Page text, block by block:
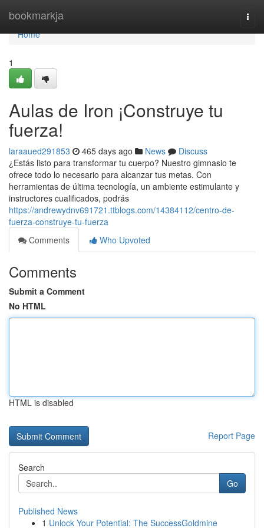
bookmarkja
Home
Home
1
Aulas de Iron ¡Construye tu
fuerza!
laraaued291853 465 days ago News
Discuss
¿Estás listo para transformar tu cuerpo? Nuestro gimnasio te
ofrece todo lo necesario para alcanzar tus metas. Con
herramientas de última tecnología, un ambiente estimulante y
instructores cualificados, podrás
https://andrewydnv691721.ttblogs.com/14384112/centro-de-
fuerza-construye-tu-fuerza
Comments
Who Upvoted
Comments
Submit a Comment
No HTML
HTML is disabled
Report Page
Search
Go
Published News
1 Unlock Your Potential: The SuccessGoldmine